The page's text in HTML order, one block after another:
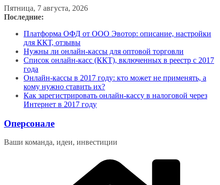
Перейти
к
Пятница, 7 августа, 2026
Последние:
Платформа ОФД от ООО Эвотор: описание, настройки
для ККТ, отзывы
Нужны ли онлайн-кассы для оптовой торговли
Список онлайн-касс (ККТ), включенных в реестр с 2017
года
Онлайн-кассы в 2017 году: кто может не применять, а
кому нужно ставить их?
Как зарегистрировать онлайн-кассу в налоговой через
Интернет в 2017 году
Оперсонале
Ваши команда, идеи, инвестиции